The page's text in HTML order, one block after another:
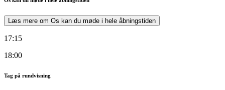
Læs mere om Os kan du møde i hele åbningstiden
17:15
18:00
Tag på rundvisning